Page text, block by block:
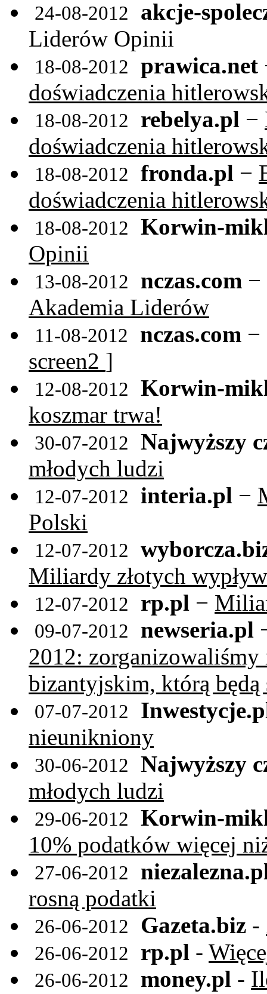
24-08-2012
akcje-
Liderów Opinii
18-08-2012 prawica.net
doświadczenia
18-08-2012 rebelya.pl −
doświadczenia
18-08-2012 fronda.pl −
doświadczenia
18-08-2012
Korwin-
Opinii
13-08-2012 nczas.com −
Akademia Liderów
11-08-2012 nczas.com −
screen2 ]
12-08-2012
Korwin-
koszmar trwa!
30-07-2012
Najwyższy
młodych ludzi
12-07-2012 interia.pl −
Polski
12-07-2012
Miliardy złotych
12-07-2012 rp.pl −
09-07-2012 newseria.pl
2012:
bizantyjskim, którą będą
07-07-2012
nieunikniony
30-06-2012
Najwyższy
młodych ludzi
29-06-2012
Korwin-
10% podatków więcej
27-06-2012
rosną podatki
26-06-2012 Gazeta.biz -
26-06-2012 rp.pl -
26-06-2012 money.pl -